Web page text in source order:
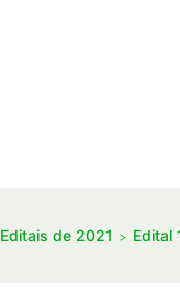
Editais de 2021 Edital